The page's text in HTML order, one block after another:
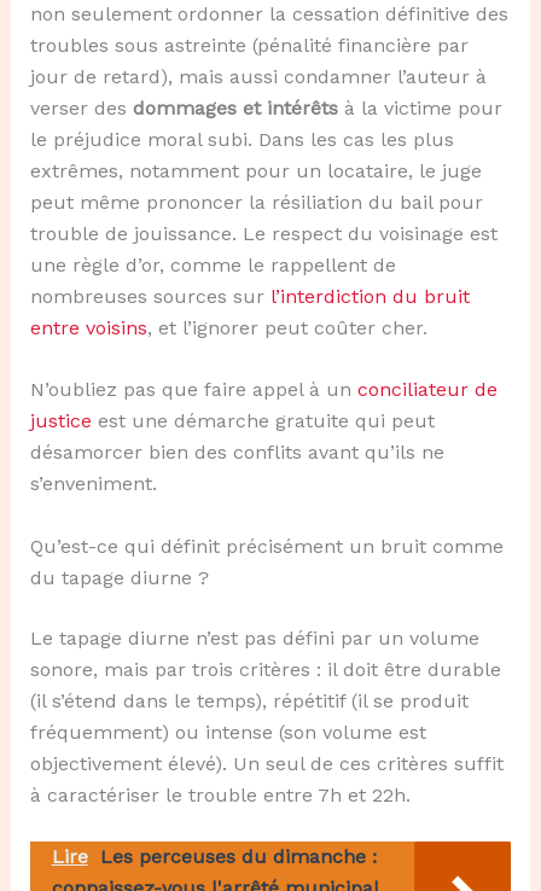
non seulement ordonner la cessation définitive des
troubles sous astreinte (pénalité financière par
jour de retard), mais aussi condamner l’auteur à
verser des dommages et intérêtsà la victime pour
le préjudice moral subi. Dans les cas les plus
extrêmes, notamment pour un locataire, le juge
peut même prononcer la résiliation du bail pour
trouble de jouissance. Le respect du voisinage est
une règle d’or, comme le rappellent de
nombreuses sources sur l’interdiction du bruit
entre voisins, et l’ignorer peut coûter cher.
N’oubliez pas que faire appel à un conciliateur de
justice est une démarche gratuite qui peut
désamorcer bien des conflits avant qu’ils ne
s’enveniment.
Qu’est-ce qui définit précisément un bruit comme
du tapage diurne ?
Le tapage diurne n’est pas défini par un volume
sonore, mais par trois critères : il doit être durable
(il s’étend dans le temps), répétitif (il se produit
fréquemment) ou intense (son volume est
objectivement élevé). Un seul de ces critères suffit
à caractériser le trouble entre 7h et 22h.
Lire Les perceuses du dimanche :